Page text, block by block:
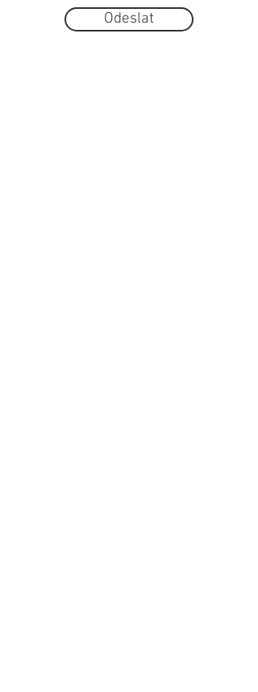
Odeslat